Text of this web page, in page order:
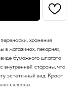
хранения
в магазинах, пекарнях,
бумажного шпагата
внутренней стороны, что
эстетичный вид. Крафт
склеены.